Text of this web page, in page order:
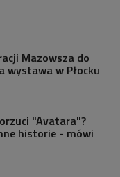
Mazowsza do
wystawa w Płocku
"Avatara"?
historie - mówi